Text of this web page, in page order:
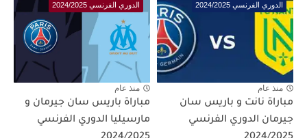
الدوري الفرنسي 2024/2025
منذ عام
مباراة نانت و باريس سان
جيرمان الدوري الفرنسي
الدوري الفرنسي 2024/2025
منذ عام
مباراة باريس سان جيرمان و
مارسيليا الدوري الفرنسي